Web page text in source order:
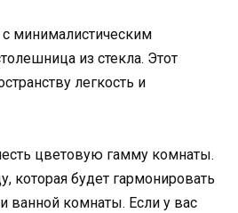
минималистическим
из стекла. Этот
легкость и
цветовую гамму комнаты.
которая будет гармонировать
ванной комнаты. Если у вас